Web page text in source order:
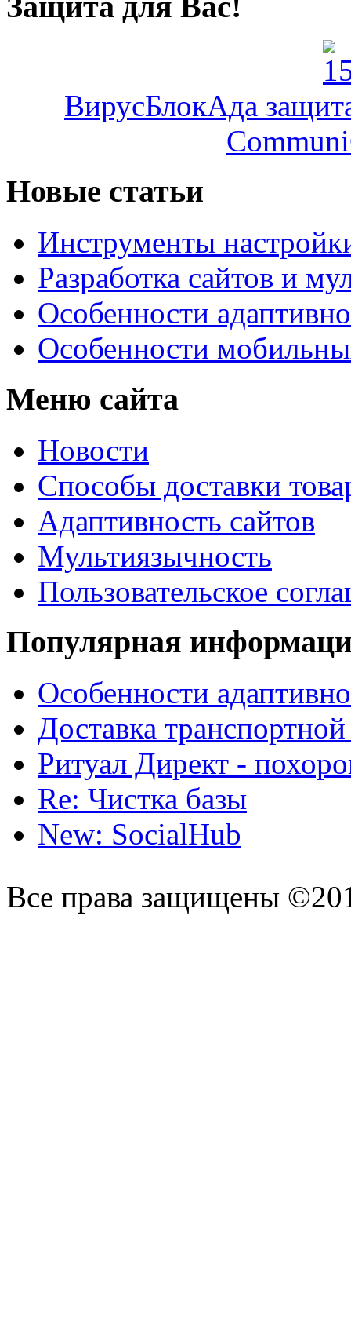
ВирусБлокАда
Новые статьи
Инструменты
Разработка сайтов и
Особенности
Особенности
Меню сайта
Новости
Способы доставки
Адаптивность сайтов
Мультиязычность
Пользовательское
Популярная
Особенности
Доставка
Ритуал Директ -
Re: Чистка базы
New: SocialHub
Все права защищены